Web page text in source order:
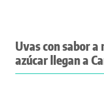
Uvas con sabor
azúcar llegan a